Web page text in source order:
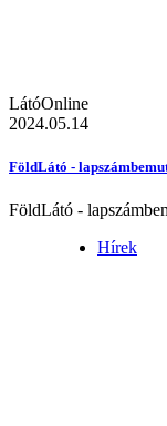
LátóOnline
2024.05.14
FöldLátó -
FöldLátó -
Hírek